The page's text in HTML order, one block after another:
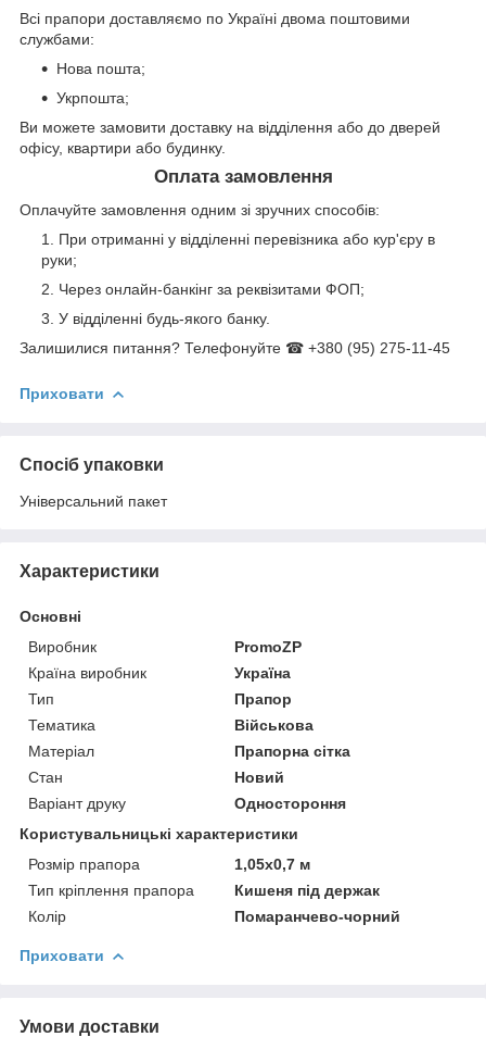
Всі прапори доставляємо по Україні двома поштовими
службами:
Нова пошта;
Укрпошта;
Ви можете замовити доставку на відділення або до дверей
офісу, квартири або будинку.
Оплата замовлення
Оплачуйте замовлення одним зі зручних способів:
При отриманні у відділенні перевізника або кур'єру в
руки;
Через онлайн-банкінг за реквізитами ФОП;
У відділенні будь-якого банку.
Залишилися питання? Телефонуйте ☎ +380 (95) 275-11-45
Приховати
Спосіб упаковки
Універсальний пакет
Характеристики
Основні
Виробник
PromoZP
Країна виробник
Україна
Тип
Прапор
Тематика
Військова
Матеріал
Прапорна сітка
Стан
Новий
Варіант друку
Одностороння
Користувальницькі характеристики
Розмір прапора
1,05х0,7 м
Тип кріплення прапора
Кишеня під держак
Колір
Помаранчево-чорний
Приховати
Умови доставки